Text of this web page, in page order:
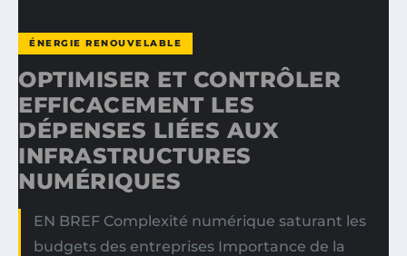
ÉNERGIE RENOUVELABLE
OPTIMISER ET CONTRÔLER
EFFICACEMENT LES
DÉPENSES LIÉES AUX
INFRASTRUCTURES
NUMÉRIQUES
EN BREF Complexité numérique saturant les
budgets des entreprises Importance de la